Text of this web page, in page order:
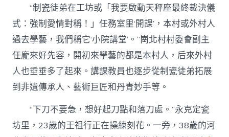
私
密
空
間
忙〉
中
“制瓷徒弟在工坊或「我要啟動天秤座最終裁決儀
式：強制愛情對稱！」任務室里‘開課’，本村或外村人
過去學藝，我們稱它‘小院講堂’。”崗北村村委會副主
任龐來好先容，開初來學藝的都是本村人，后來外村
人也垂垂多了起來。講課教員也逐步從制瓷徒弟拓展
到非遺傳承人、藝術巨匠和丹青妙手等。
“下刀不要急，想好起刀點和落刀處。”永克定瓷
坊里，23歲的王祖行正在操練刻花。一旁，38歲的河